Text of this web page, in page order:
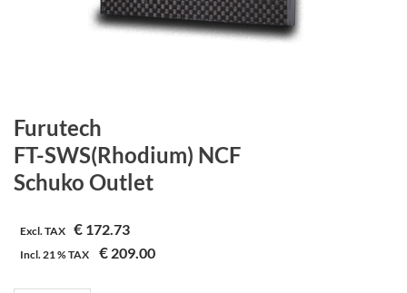
Furutech
FT-SWS(Rhodium) NCF
Schuko Outlet
Excl. TAX € 172.73
Incl.21 %TAX € 209.00